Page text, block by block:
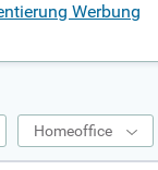
Werbung
Homeoffice